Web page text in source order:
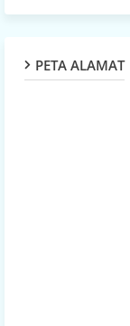
PETA ALAMAT